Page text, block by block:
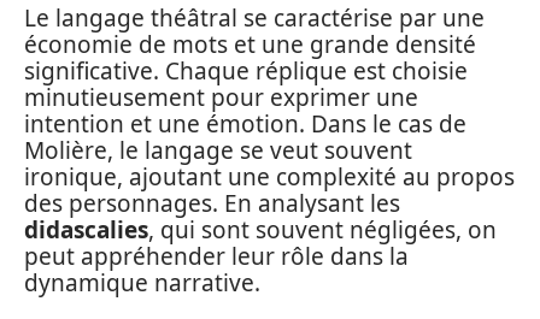
Le langage théâtral se caractérise par une
économie de mots et une grande densité
significative. Chaque réplique est choisie
minutieusement pour exprimer une
intention et une émotion. Dans le cas de
Molière, le langage se veut souvent
ironique, ajoutant une complexité au propos
des personnages. En analysant les
didascalies, qui sont souvent négligées, on
peut appréhender leur rôle dans la
dynamique narrative.